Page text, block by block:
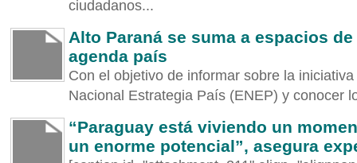
ciudadanos...
Alto Paraná se suma a espacios
agenda país
Con el objetivo de informar sobre la
Nacional Estrategia País (ENEP) y conocer
“Paraguay está viviendo un
un enorme potencial”, asegura